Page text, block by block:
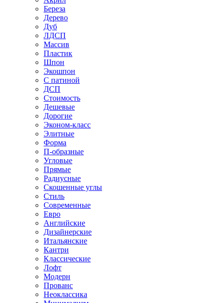
Береза
Дерево
Дуб
ЛДСП
Массив
Пластик
Шпон
Экошпон
С патиной
ДСП
Стоимость
Дешевые
Дорогие
Эконом-класс
Элитные
Форма
П-образные
Угловые
Прямые
Радиусные
Скошенные углы
Стиль
Современные
Евро
Английские
Дизайнерские
Итальянские
Кантри
Классические
Лофт
Модерн
Прованс
Неоклассика